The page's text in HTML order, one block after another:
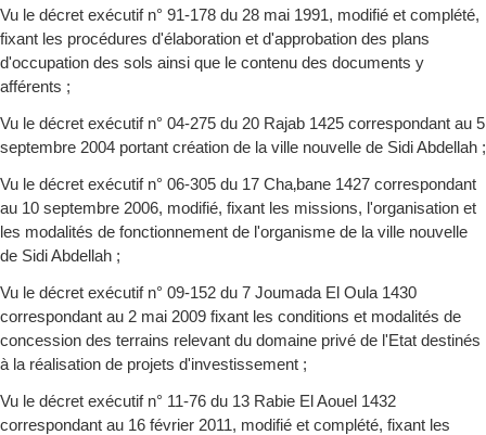
Vu le décret exécutif n° 91-178 du 28 mai 1991, modifié et complété,
fixant les procédures d'élaboration et d'approbation des plans
d'occupation des sols ainsi que le contenu des documents y
afférents ;
Vu le décret exécutif n° 04-275 du 20 Rajab 1425 correspondant au 5
septembre 2004 portant création de la ville nouvelle de Sidi Abdellah ;
Vu le décret exécutif n° 06-305 du 17 Cha‚bane 1427 correspondant
au 10 septembre 2006, modifié, fixant les missions, l'organisation et
les modalités de fonctionnement de l'organisme de la ville nouvelle
de Sidi Abdellah ;
Vu le décret exécutif n° 09-152 du 7 Joumada El Oula 1430
correspondant au 2 mai 2009 fixant les conditions et modalités de
concession des terrains relevant du domaine privé de l'Etat destinés
à la réalisation de projets d'investissement ;
Vu le décret exécutif n° 11-76 du 13 Rabie El Aouel 1432
correspondant au 16 février 2011, modifié et complété, fixant les